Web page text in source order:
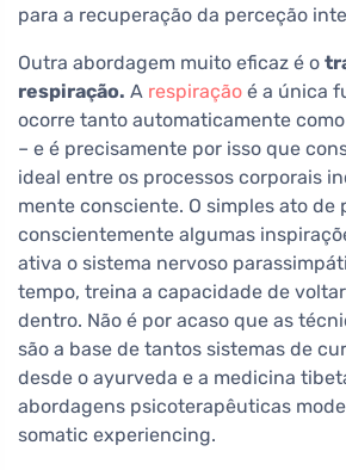
para a recuperação da perceção
Outra abordagem muito eficaz é o
respiração. A respiração é a única
ocorre tanto automaticamente
– e é precisamente por isso que
ideal entre os processos corporais
mente consciente. O simples ato de
conscientemente algumas
ativa o sistema nervoso
tempo, treina a capacidade de
dentro. Não é por acaso que as
são a base de tantos sistemas de
desde o ayurveda e a medicina
abordagens psicoterapêuticas
somatic experiencing.